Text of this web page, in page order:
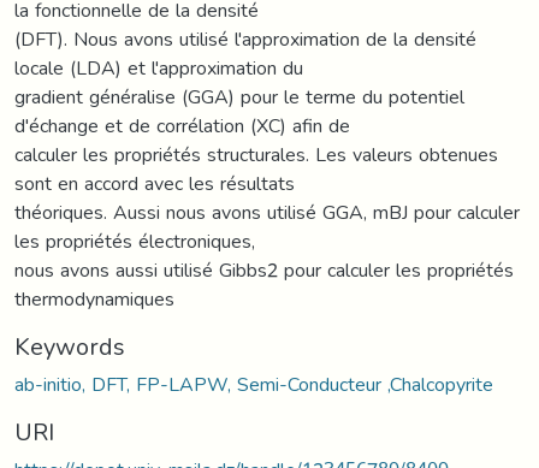
la fonctionnelle de la densité
(DFT). Nous avons utilisé l'approximation de la densité
locale (LDA) et l'approximation du
gradient généralise (GGA) pour le terme du potentiel
d'échange et de corrélation (XC) afin de
calculer les propriétés structurales. Les valeurs obtenues
sont en accord avec les résultats
théoriques. Aussi nous avons utilisé GGA, mBJ pour calculer
les propriétés électroniques,
nous avons aussi utilisé Gibbs2 pour calculer les propriétés
thermodynamiques
Keywords
ab-initio, DFT, FP-LAPW, Semi-Conducteur ,Chalcopyrite
URI